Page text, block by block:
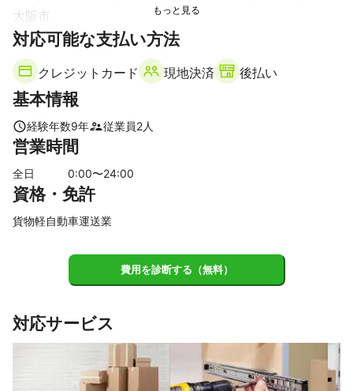
大阪市
【和歌山県】
和歌山市 岩出市
紀の川市
紀美野町
有田川町 橋本市 湯浅町
かつらぎ町
九度山町
御坊市
美浜町
高野町 印南町
白浜町
北山村
那智勝浦町
串本町
対応可能な支払い方法
クレジットカード 現地決済 後払い
基本情報
経験年数9年 従業員2人
営業時間
全日 0:00〜24:00
資格・免許
貨物軽自動車運送業
費用を診断する（無料）
対応サービス